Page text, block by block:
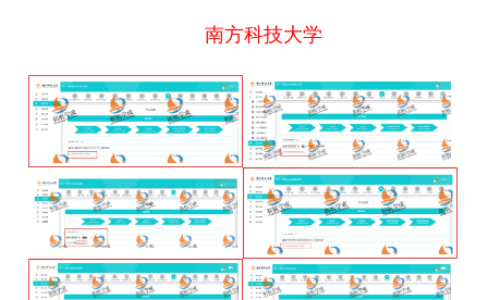
南方科技大学